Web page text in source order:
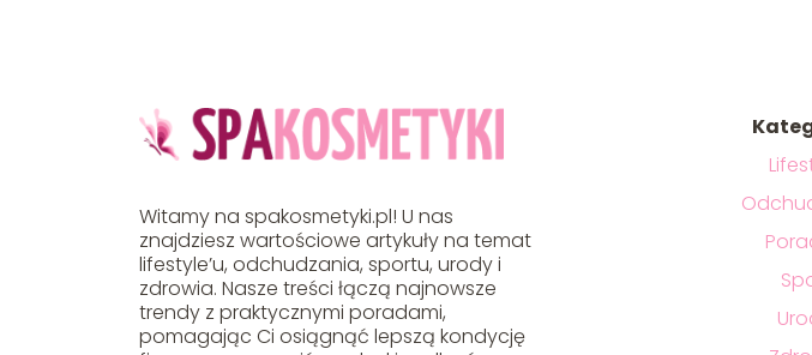
Witamy na spakosmetyki.pl! U nas
znajdziesz wartościowe artykuły na temat
lifestyle’u, odchudzania, sportu, urody i
zdrowia. Nasze treści łączą najnowsze
trendy z praktycznymi poradami,
pomagając Ci osiągnąć lepszą kondycję